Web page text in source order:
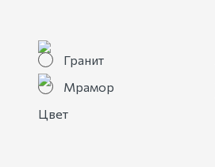
Гранит
Мрамор
Цвет